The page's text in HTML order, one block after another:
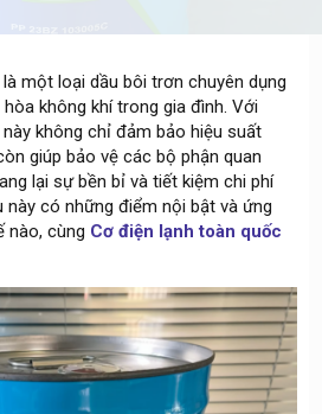
là một loại dầu bôi trơn chuyên dụng
không khí trong gia đình. Với
không chỉ đảm bảo hiệu suất
giúp bảo vệ các bộ phận quan
lại sự bền bỉ và tiết kiệm chi phí
này có những điểm nội bật và ứng
nào, cùng Cơ điện lạnh toàn quốc